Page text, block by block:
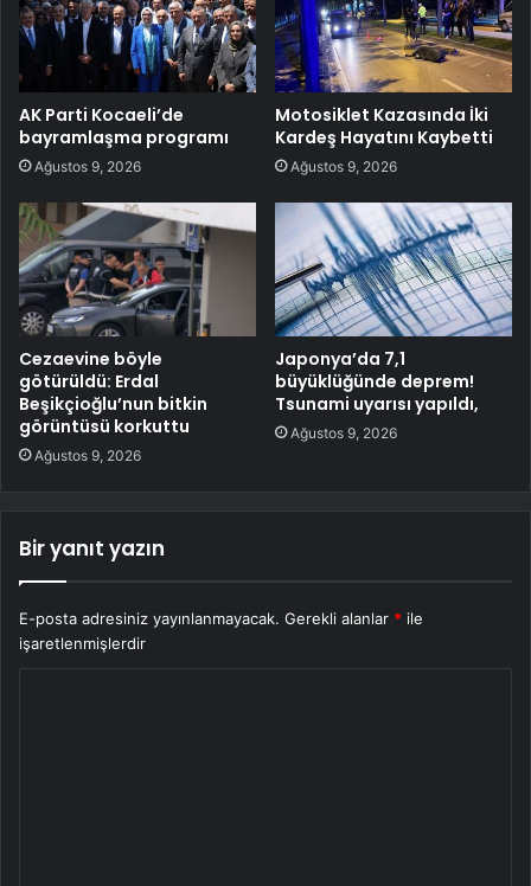
AK Parti Kocaeli’de
bayramlaşma programı
Ağustos 9, 2026
Motosiklet Kazasında İki
Kardeş Hayatını Kaybetti
Ağustos 9, 2026
Cezaevine böyle
götürüldü: Erdal
Beşikçioğlu’nun bitkin
görüntüsü korkuttu
Ağustos 9, 2026
Japonya’da 7,1
büyüklüğünde deprem!
Tsunami uyarısı yapıldı,
Ağustos 9, 2026
Bir yanıt yazın
E-posta adresiniz yayınlanmayacak. Gerekli alanlar * ile
işaretlenmişlerdir